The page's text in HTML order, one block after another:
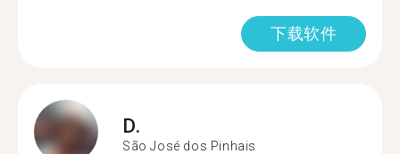
下载软件
D.
São José dos Pinhais